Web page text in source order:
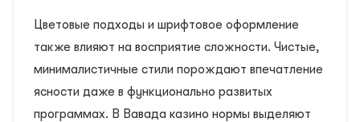
Цветовые подходы и шрифтовое оформление
также влияют на восприятие сложности. Чистые,
минималистичные стили порождают впечатление
ясности даже в функционально развитых
программах. В Вавада казино нормы выделяют